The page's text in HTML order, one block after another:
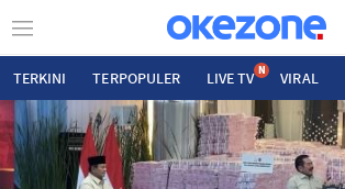
TERKINI TERPOPULER LIVE TV N VIRAL